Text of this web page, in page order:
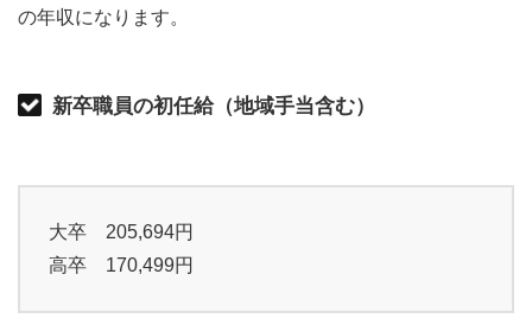
の年収になります。
新卒職員の初任給（地域手当含む）
大卒 205,694円
高卒 170,499円